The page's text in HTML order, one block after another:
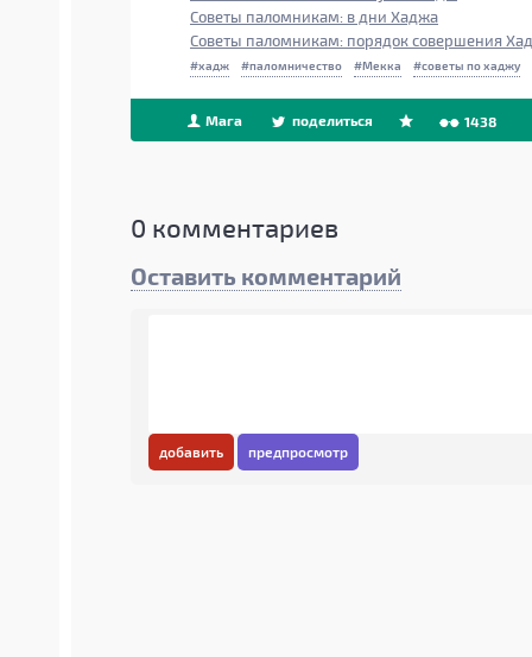
Советы паломникам: в дни Хаджа
Советы паломникам: порядок совершения
хадж паломничество Мекка советы по хаджу
Мага поделиться 1438
0 комментариев
Оставить комментарий
добавить предпросмотр